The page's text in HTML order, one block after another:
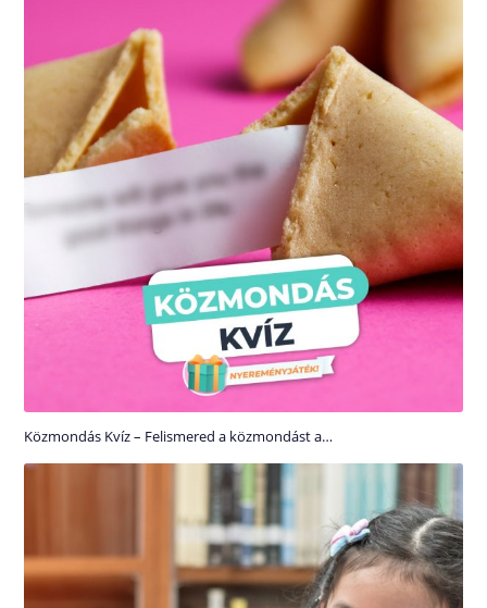
Közmondás Kvíz – Felismered a közmondást a…